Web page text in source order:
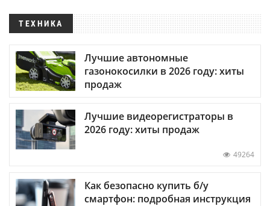
ТЕХНИКА
Лучшие автономные
газонокосилки в 2026 году: хиты
продаж
Лучшие видеорегистраторы в
2026 году: хиты продаж
49264
Как безопасно купить б/у
смартфон: подробная инструкция